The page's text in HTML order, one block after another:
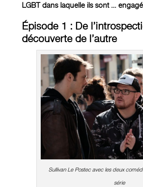
LGBT dans laquelle ils sont …
Épisode 1 : De
découverte de l’autre
Sullivan Le Postec avec les deux
série